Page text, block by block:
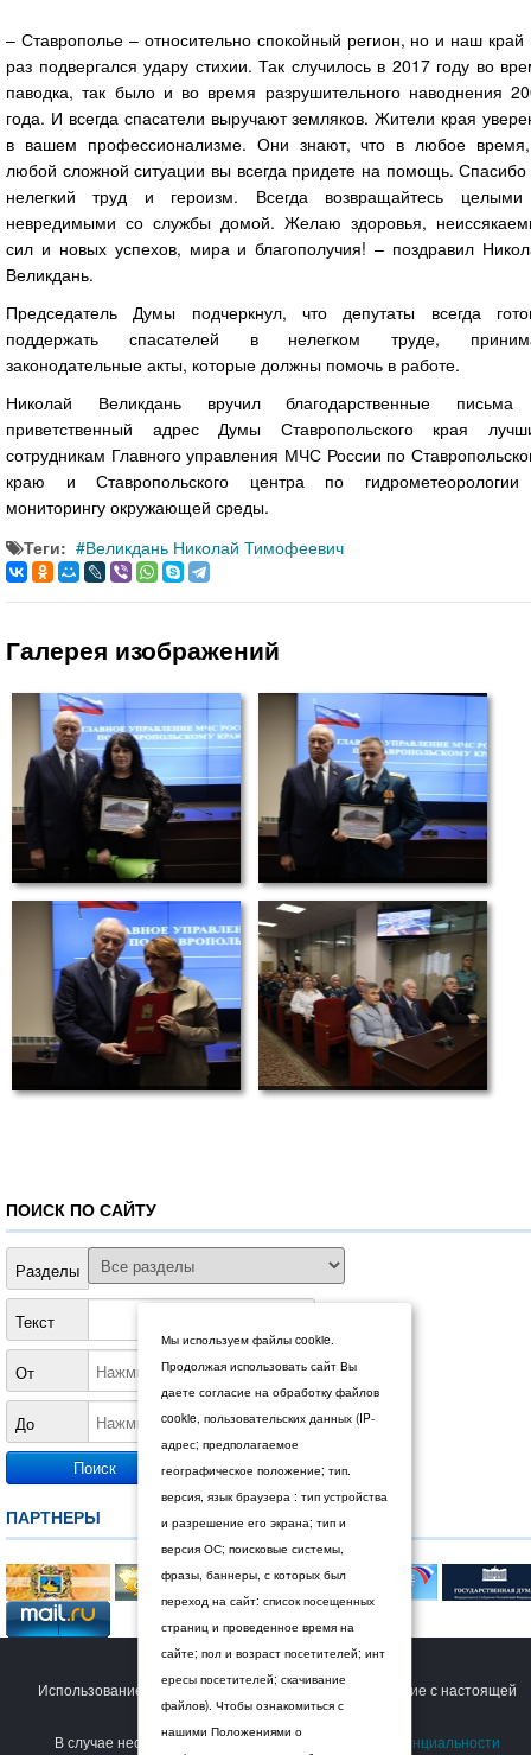
– Ставрополье – относительно спокойный регион, но и наш край
раз подвергался удару стихии. Так случилось в 2017 году во
паводка, так было и во время разрушительного наводнения
года. И всегда спасатели выручают земляков. Жители края
в вашем профессионализме. Они знают, что в любое
любой сложной ситуации вы всегда придете на помощь. Спасибо
нелегкий труд и героизм. Всегда возвращайтесь
невредимыми со службы домой. Желаю здоровья,
сил и новых успехов, мира и благополучия! – поздравил
Великдань.
Председатель Думы подчеркнул, что депутаты всегда
поддержать спасателей в нелегком труде,
законодательные акты, которые должны помочь в работе.
Николай Великдань вручил благодарственные
приветственный адрес Думы Ставропольского края
сотрудникам Главного управления МЧС России по
краю и Ставропольского центра по
мониторингу окружающей среды.
Теги:
Великдань Николай Тимофеевич
Галерея изображений
ПОИСК ПО САЙТУ
Разделы
Текст
От
До
ПАРТНЕРЫ
© 2026 Дума Ставропольского края.
Использование сайта Пользователем означает согласие с настоящей
Политикой конфиденциальности
В случае несогласия с условиямиПолитики конфиденциальности
Мы используем файлы cookie.
Продолжая использовать сайт Вы
даете согласие на обработку файлов
cookie, пользовательских данных (IP-
адрес; предполагаемое
географическое положение; тип.
версия, язык браузера : тип устройства
и разрешение его экрана; тип и
версия ОС; поисковые системы,
фразы, баннеры, с которых был
переход на сайт: список посещенных
страниц и проведенное время на
сайте; пол и возраст посетителей; инт
ересы посетителей; скачивание
файлов). Чтобы ознакомиться с
нашими Положениями о